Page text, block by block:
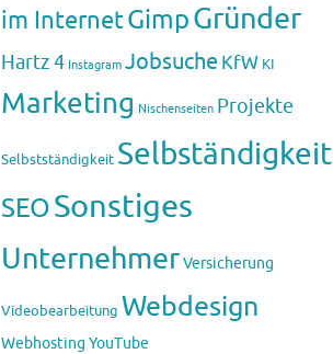
im InternetGimpGründer
Hartz 4 Instagram Jobsuche KfW KI
Marketing Nischenseiten Projekte
Selbstständigkeit Selbständigkeit
SEOSonstiges
UnternehmerVersicherung
Videobearbeitung Webdesign
Webhosting YouTube